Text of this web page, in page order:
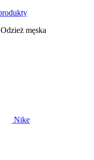
Odzież męska
Nike